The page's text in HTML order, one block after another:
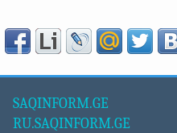
SAQINFORM.GE
RU.SAQINFORM.GE